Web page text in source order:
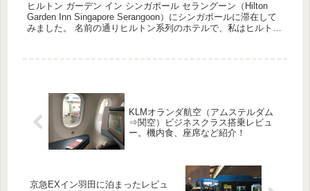
ヒルトン ガーデン イン シンガポール セラングーン（Hilton
Garden Inn Singapore Serangoon）にシンガポールに滞在して
みました。 名前の通りヒルトン系列のホテルで、私はヒルト
KLMオランダ航空（アムステルダム
⇒関空）ビジネスクラス搭乗レビュ
ー。機内食、座席など紹介！
京急EXイン羽田に泊まったレビュ